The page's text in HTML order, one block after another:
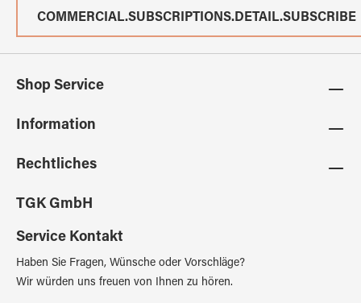
COMMERCIAL.SUBSCRIPTIONS.DETAIL.SUBSCRIBE
Shop Service
Information
Rechtliches
TGK GmbH
Service Kontakt
Haben Sie Fragen, Wünsche oder Vorschläge?
Wir würden uns freuen von Ihnen zu hören.